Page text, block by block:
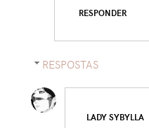
RESPONDER
RESPOSTAS
LADY SYBYLLA